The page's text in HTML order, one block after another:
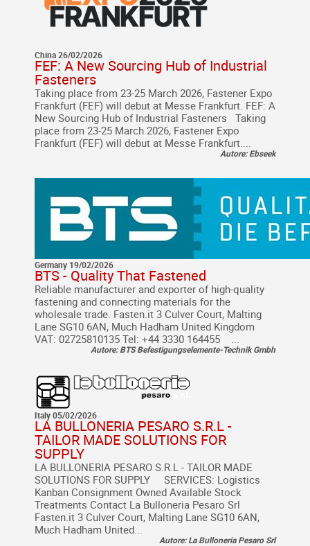
China 26/02/2026
FEF: A New Sourcing Hub of Industrial
Fasteners
Taking place from 23-25 March 2026, Fastener Expo
Frankfurt (FEF) will debut at Messe Frankfurt. FEF: A
New Sourcing Hub of Industrial Fasteners Taking
place from 23-25 March 2026, Fastener Expo
Frankfurt (FEF) will debut at Messe Frankfurt....
Autore: Ebseek
Germany 19/02/2026
BTS - Quality That Fastened
Reliable manufacturer and exporter of high-quality
fastening and connecting materials for the
wholesale trade. Fasten.it 3 Culver Court, Malting
Lane SG10 6AN, Much Hadham United Kingdom
VAT: 02725810135 Tel: +44 3330 164455 ...
Autore: BTS Befestigungselemente-Technik Gmbh
Italy 05/02/2026
LA BULLONERIA PESARO S.R.L -
TAILOR MADE SOLUTIONS FOR
SUPPLY
LA BULLONERIA PESARO S.R.L - TAILOR MADE
SOLUTIONS FOR SUPPLY SERVICES: Logistics
Kanban Consignment Owned Available Stock
Treatments Contact La Bulloneria Pesaro Srl
Fasten.it 3 Culver Court, Malting Lane SG10 6AN,
Much Hadham United...
Autore: La Bulloneria Pesaro Srl